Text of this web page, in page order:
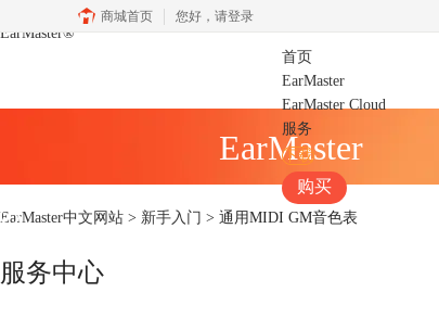
商城首页 您好， 请登录
EarMaster®
首页
EarMaster
EarMaster Cloud
服务
下载
购买
EarMaster
EarMaster中文网站 > 新手入门 > 通用MIDI GM音色表
服务中心